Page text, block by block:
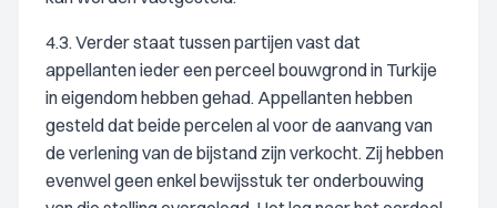
4.3. Verder staat tussen partijen vast dat
appellanten ieder een perceel bouwgrond in Turkije
in eigendom hebben gehad. Appellanten hebben
gesteld dat beide percelen al voor de aanvang van
de verlening van de bijstand zijn verkocht. Zij hebben
evenwel geen enkel bewijsstuk ter onderbouwing